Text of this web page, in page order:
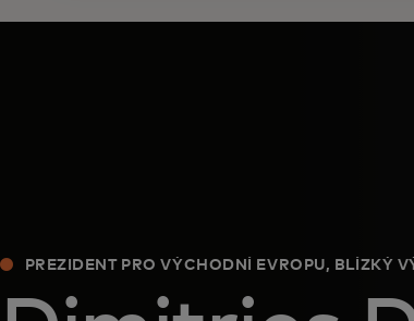
PREZIDENT PRO VÝCHODNÍ EVROPU, BLÍZKÝ